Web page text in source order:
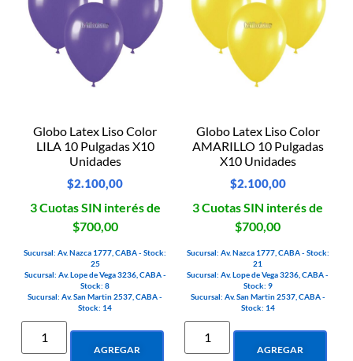
Globo Latex Liso Color
LILA 10 Pulgadas X10
Unidades
$2.100,00
3 Cuotas SIN interés de
$700,00
Sucursal: Av. Nazca 1777, CABA - Stock:
25
Sucursal: Av. Lope de Vega 3236, CABA -
Stock: 8
Sucursal: Av. San Martin 2537, CABA -
Stock: 14
AGREGAR
Globo Latex Liso Color
AMARILLO 10 Pulgadas
X10 Unidades
$2.100,00
3 Cuotas SIN interés de
$700,00
Sucursal: Av. Nazca 1777, CABA - Stock:
21
Sucursal: Av. Lope de Vega 3236, CABA -
Stock: 9
Sucursal: Av. San Martin 2537, CABA -
Stock: 14
AGREGAR